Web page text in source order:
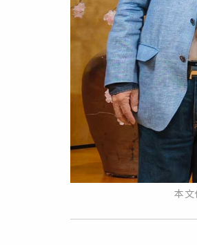
本文